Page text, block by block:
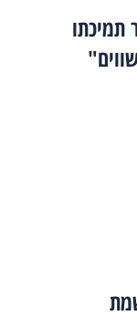
תמיכתו